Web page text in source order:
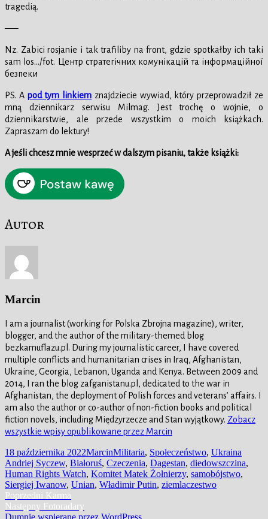
tragedią.
—–
Nz. Zabici rosjanie i tak trafiliby na front, gdzie spotkałby ich taki
sam los…/fot. Центр стратегічних комунікацій та інформаційної
безпеки
PS. A pod tym linkiem znajdziecie wywiad, który przeprowadził ze
mną dziennikarz serwisu Milmag. Jest trochę o wojnie, o
dziennikarstwie, ale przede wszystkim o moich książkach.
Zapraszam do lektury!
A jeśli chcesz mnie wesprzeć w dalszym pisaniu, także książki:
Autor
Marcin
I am a journalist (working for Polska Zbrojna magazine), writer,
blogger, and the author of the military-themed blog
bezkamuflazu.pl. During my journalistic career, I have covered
multiple conflicts and humanitarian crises in Iraq, Afghanistan,
Ukraine, Georgia, Lebanon, Uganda and Kenya. Between 2009 and
2014, I ran the blog zafganistanu.pl, dedicated to the war in
Afghanistan, the deployment of Polish forces and veterans’ affairs. I
am also the author or co-author of non-fiction books and political
fiction novels, including Międzyrzecze and Stan wyjątkowy. Zobacz
wszystkie wpisy opublikowane przez Marcin
Data
publikacji
18 października 2022Autor
MarcinKategorie
Militaria, Społeczeństwo, Ukraina
Andriej Syczew, Białoruś, Czeczenia, Dagestan, diedowszczina,
Human Rights Watch, Komitet Matek Żołnierzy, samobójstwo,
Siergiej Iwanow, Unian, Władimir Putin, ziemlaczestwo
Nawigacja
Poprzedni Poprzedni
wpis:
Karma
Następny Następny
wpis:
Fotoradary
Dumnie wspierane przez WordPress